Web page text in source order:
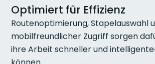
Optimiert für Effizienz
Routenoptimierung, Stapelauswahl
mobilfreundlicher Zugriff sorgen
ihre Arbeit schneller und